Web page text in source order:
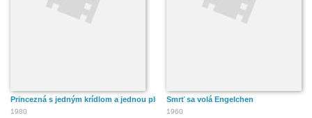
Princezná s jedným krídlom a jednou plutvou
1980
Smrť sa volá Engelchen
1960